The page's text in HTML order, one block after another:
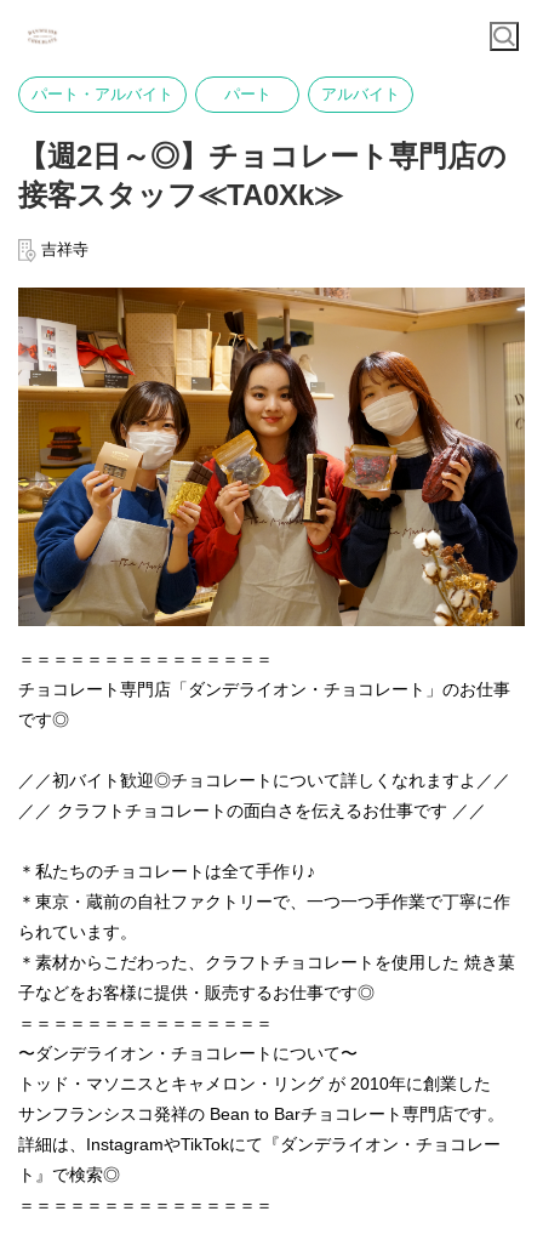
パート・アルバイト パート アルバイト
【週2日～◎】チョコレート専門店の
接客スタッフ≪TA0Xk≫
吉祥寺
＝＝＝＝＝＝＝＝＝＝＝＝＝＝＝
チョコレート専門店「ダンデライオン・チョコレート」のお仕事
です◎
／／初バイト歓迎◎チョコレートについて詳しくなれますよ／／
／／ クラフトチョコレートの面白さを伝えるお仕事です ／／
＊私たちのチョコレートは全て手作り♪
＊東京・蔵前の自社ファクトリーで、一つ一つ手作業で丁寧に作
られています。
＊素材からこだわった、クラフトチョコレートを使用した 焼き菓
子などをお客様に提供・販売するお仕事です◎
＝＝＝＝＝＝＝＝＝＝＝＝＝＝＝
〜ダンデライオン・チョコレートについて〜
トッド・マソニスとキャメロン・リング が 2010年に創業した
サンフランシスコ発祥の Bean to Barチョコレート専門店です。
詳細は、InstagramやTikTokにて『ダンデライオン・チョコレー
ト』で検索◎
＝＝＝＝＝＝＝＝＝＝＝＝＝＝＝